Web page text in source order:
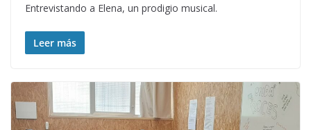
Entrevistando a Elena, un prodigio musical.
Leer más